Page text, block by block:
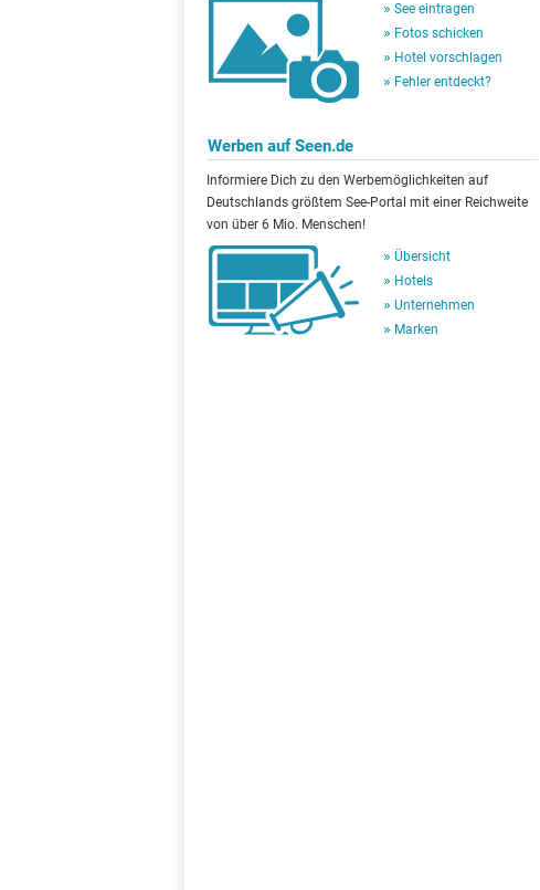
See eintragen
Fotos schicken
Hotel vorschlagen
Fehler entdeckt?
Werben auf Seen.de
Informiere Dich zu den Werbemöglichkeiten auf
Deutschlands größtem See-Portal mit einer Reichweite
von über 6 Mio. Menschen!
Übersicht
Hotels
Unternehmen
Marken